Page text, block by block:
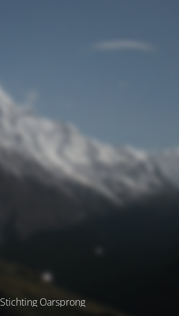
Stichting Oarsprong